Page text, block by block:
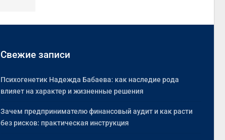
Свежие записи
Психогенетик Надежда Бабаева: как наследие рода
влияет на характер и жизненные решения
Зачем предпринимателю финансовый аудит и как расти
без рисков: практическая инструкция